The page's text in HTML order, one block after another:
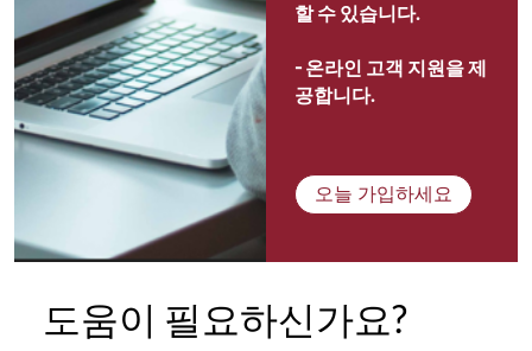
할 수 있습니다.
- 온라인 고객 지원을 제
공합니다.
오늘 가입하세요
도움이 필요하신가요?